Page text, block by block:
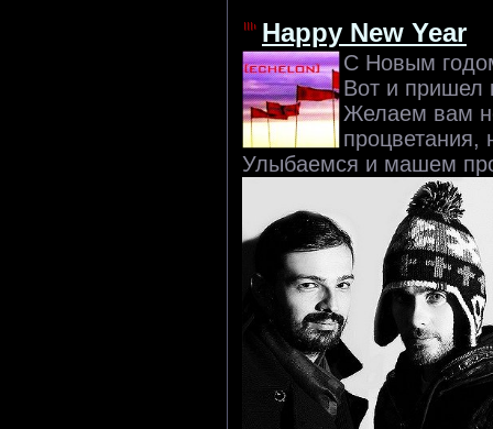
Happy New Year
С Новым
Вот и пришел
Желаем вам
процветания,
Улыбаемся и машем